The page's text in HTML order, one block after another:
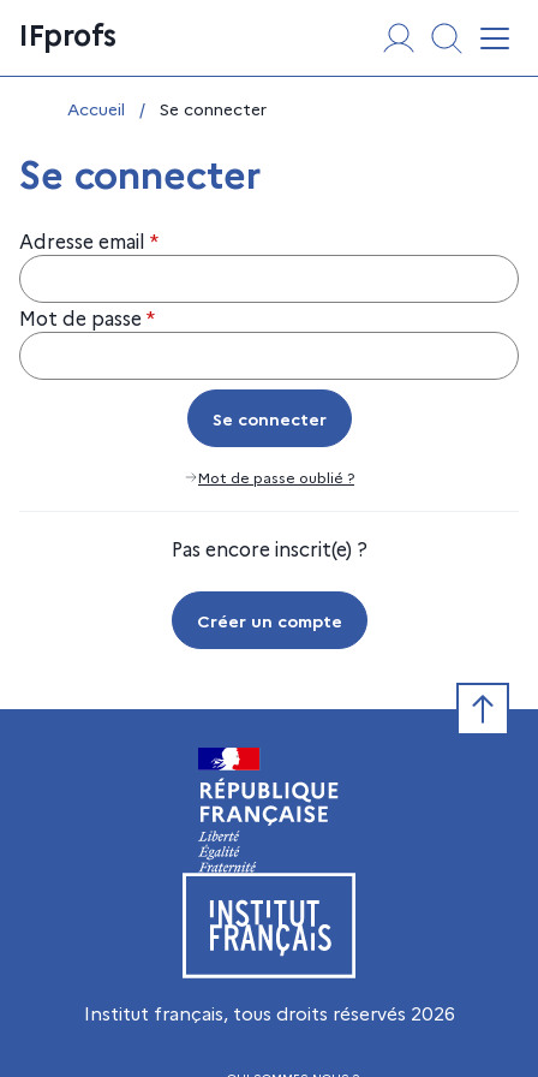
au
contenu
IFprofs
Vous êtes ici :
Accueil / Se connecter
Se connecter
Adresse email *
Mot de passe *
Se connecter
Se connecter
Mot de passe oublié ?
Pas encore inscrit(e) ?
Créer un compte
Visiter le site de l’Institut français
Institut français, tous droits réservés 2026